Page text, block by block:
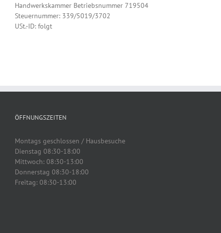
Handwerkskammer Betriebsnummer 719504
Steuernummer: 339/5019/3702
USt.-ID: folgt
ÖFFNUNGSZEITEN
Montags geschlossen / Hausbesuche
Dienstag 08:30-18:00
Mittwoch: 08:30-13:00
Donnerstag 08:30-18:00
Freitag: 08:30-13:00